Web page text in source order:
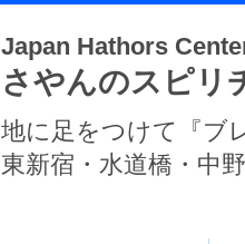
Japan Hathors
さやんのスピリ
地に足をつけて『ブ
東新宿・水道橋・中